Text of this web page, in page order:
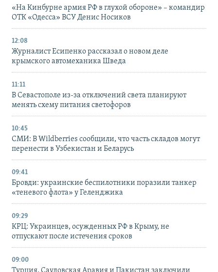
«На Кинбурне армия РФ в глухой обороне» – командир
ОТК «Одесса» ВСУ Денис Носиков
12:08
Журналист Есипенко рассказал о новом деле
крымского автомеханика Шведа
11:11
В Севастополе из-за отключений света планируют
менять схему питания светофоров
10:45
СМИ: В Wildberries сообщили, что часть складов могут
перенести в Узбекистан и Беларусь
09:41
Бровди: украинские беспилотники поразили танкер
«теневого флота» у Геленджика
09:29
КРЦ: Украинцев, осужденных РФ в Крыму, не
отпускают после истечения сроков
09:00